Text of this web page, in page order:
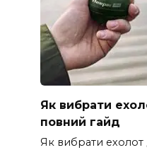
Як вибрати
повний гайд
Як вибрати